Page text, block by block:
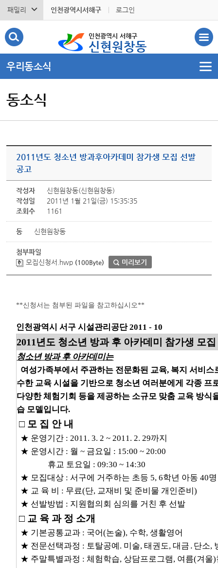
패밀리 인천광역시서해구 로그인
인천광역시 서해구
신현원창동
우리동소식
동소식
2011년도 청소년 방과후아카데미 참가생 모집 선발
공고
작성자
신현원창동(신현원창동)
작성일
2011년 1월 21일(금) 15:35:35
조회수
1161
동 신현원창동
첨부파일
모집신청서.hwp (100Byte) 미리보기
**신청서는 첨부된 파일을 참고하십시오**
인천광역시 서구 시설관리공단 2011 - 10
2011년도 청소년 방과 후 아카데미 참가생 모
청소년 방과 후 아카데미는
여성가족부에서 주관하는 전문화된 교육, 복지 서비
수한 교육 시설을 기반으로 청소년 여러분에게 각종 프
다양한 체험기회 등을 제공하는 소규모 맞춤 교육 방식
습 모델입니다.
□ 모 집 안 내
★ 운영기간 : 2011. 3. 2 ~ 2011. 2. 29까지
★ 운영시간 : 월 ~ 금요일 : 15:00 ~ 20:00
휴교 토요일 : 09:30 ~ 14:30
★ 모집대상 : 서구에 거주하는 초등 5, 6학년 아동 40명
★ 교 육 비 : 무료(단, 교재비 및 준비물 개인준비)
★ 선발방법 : 지원협의회 심의를 거친 후 선발
□ 교 육 과 정 소개
★ 기본공통교과 : 국어(논술), 수학, 생활영어
★ 전문선택과정 : 토탈공예. 미술, 태권도, 대금․단소,
★ 주말특별과정 : 체험학습, 상담프로그램, 여름(겨울